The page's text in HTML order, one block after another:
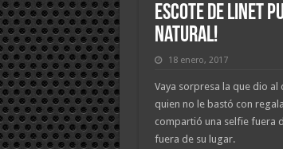
Escote de Linet
natural!
18 enero, 2017
Vaya sorpresa la que dio al
quien no le bastó con
compartió una selfie fuera
fuera de su lugar.